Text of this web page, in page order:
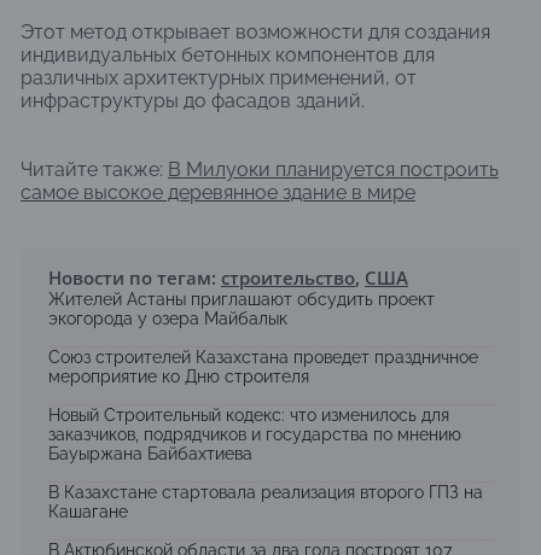
Этот метод открывает возможности для создания
индивидуальных бетонных компонентов для
различных архитектурных применений, от
инфраструктуры до фасадов зданий.
Читайте также: В Милуоки планируется построить
самое высокое деревянное здание в мире
Новости по тегам: строительство, США
Жителей Астаны приглашают обсудить проект
экогорода у озера Майбалык
Союз строителей Казахстана проведет праздничное
мероприятие ко Дню строителя
Новый Строительный кодекс: что изменилось для
заказчиков, подрядчиков и государства по мнению
Бауыржана Байбахтиева
В Казахстане стартовала реализация второго ГПЗ на
Кашагане
В Актюбинской области за два года построят 107